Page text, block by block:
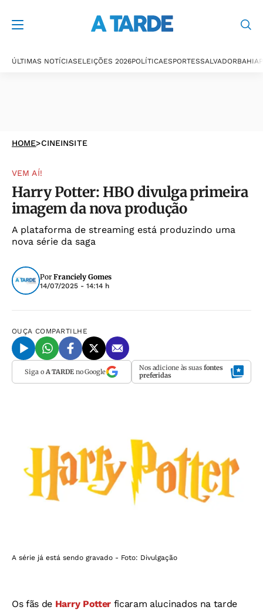
ÚLTIMAS NOTÍCIASELEIÇÕES 2026POLÍTICAESPORTESSALVADORBAHIA
HOME>CINEINSITE
VEM AÍ!
Harry Potter: HBO divulga primeira
imagem da nova produção
A plataforma de streaming está produzindo uma
nova série da saga
Por Franciely Gomes
14/07/2025 - 14:14 h
OUÇA COMPARTILHE
Siga o A TARDEno Google Nos adicione às suas fontes
preferidas
A série já está sendo gravado - Foto: Divulgação
Os fãs de Harry Potterficaram alucinados na tarde